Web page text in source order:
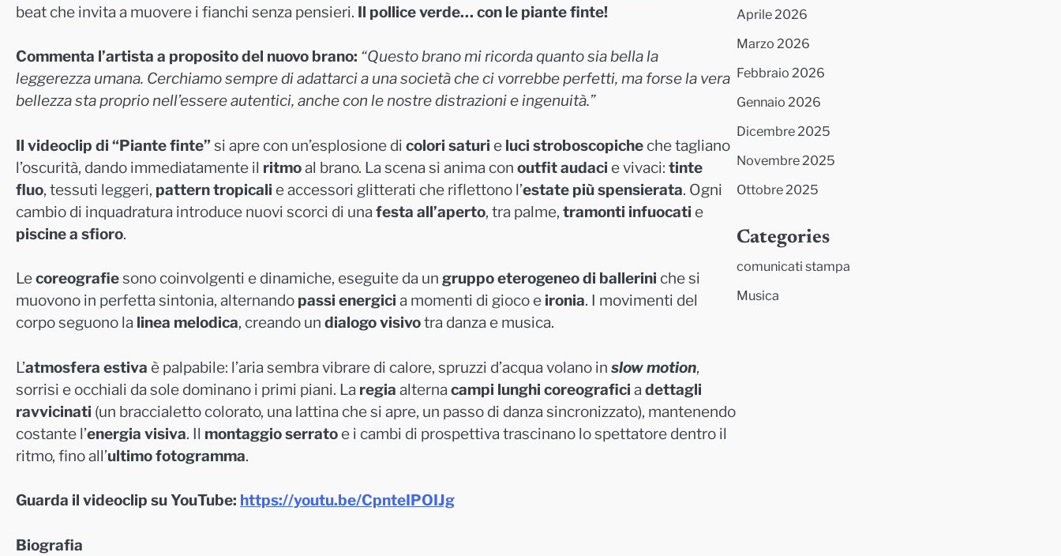
beat che invita a muovere i fianchi senza pensieri. Il pollice verde… con le piante finte!
Commenta l’artista a proposito del nuovo brano: “Questo brano mi ricorda quanto sia bella la
leggerezza umana. Cerchiamo sempre di adattarci a una società che ci vorrebbe perfetti, ma forse la vera
bellezza sta proprio nell’essere autentici, anche con le nostre distrazioni e ingenuità.”
Il videoclip di “Piante finte” si apre con un’esplosione di colori saturi e luci stroboscopiche che tagliano
l’oscurità, dando immediatamente il ritmoal brano. La scena si anima con outfit audaci e vivaci: tinte
fluo, tessuti leggeri, pattern tropicali e accessori glitterati che riflettono l’estate più spensierata. Ogni
cambio di inquadratura introduce nuovi scorci di una festa all’aperto, tra palme, tramonti infuocati e
piscine a sfioro.
Lecoreografiesono coinvolgenti e dinamiche, eseguite da un gruppo eterogeneo di ballerini che si
muovono in perfetta sintonia, alternando passi energici a momenti di gioco e ironia. I movimenti del
corpo seguono la linea melodica, creando un dialogo visivotra danza e musica.
L’atmosfera estiva è palpabile: l’aria sembra vibrare di calore, spruzzi d’acqua volano in slow motion,
sorrisi e occhiali da sole dominano i primi piani. La regia alterna campi lunghi coreografici a dettagli
ravvicinati (un braccialetto colorato, una lattina che si apre, un passo di danza sincronizzato), mantenendo
costante l’energia visiva. Il montaggio serrato e i cambi di prospettiva trascinano lo spettatore dentro il
ritmo, fino all’ultimo fotogramma.
Guarda il videoclip su YouTube: https://youtu.be/CpnteIPOIJg
Biografia
Aprile 2026
Marzo 2026
Febbraio 2026
Gennaio 2026
Dicembre 2025
Novembre 2025
Ottobre 2025
Categories
comunicati stampa
Musica